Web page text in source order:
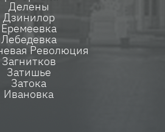
Делены
Дзинилор
Еремеевка
Лебедевка
Революция
Загнитков
Затишье
Затока
Ивановка